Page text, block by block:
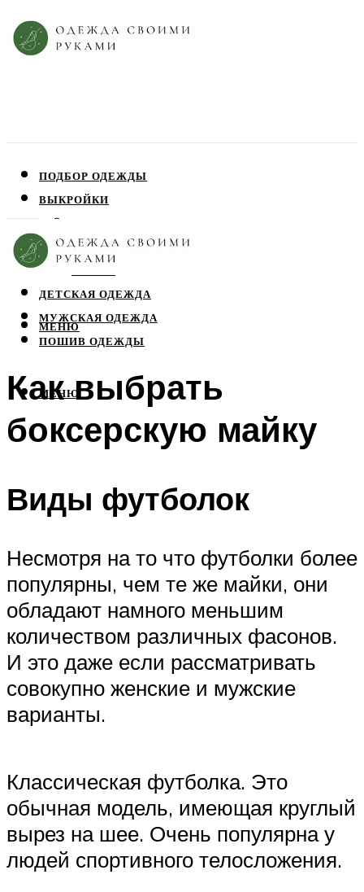
ПОДБОР ОДЕЖДЫ
ВЫКРОЙКИ
ЮБКИ
ДЕТСКАЯ ОДЕЖДА
МУЖСКАЯ ОДЕЖДА
ПОШИВ ОДЕЖДЫ
МЕНЮ
МЕНЮ
Как выбрать
боксерскую майку
Виды футболок
Несмотря на то что футболки более
популярны, чем те же майки, они
обладают намного меньшим
количеством различных фасонов.
И это даже если рассматривать
совокупно женские и мужские
варианты.
Классическая футболка. Это
обычная модель, имеющая круглый
вырез на шее. Очень популярна у
людей спортивного телосложения.